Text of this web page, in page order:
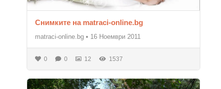
Снимките на matraci-online.bg
matraci-online.bg • 16 Ноември 2011
0 0 12 1537